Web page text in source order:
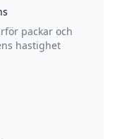
packar och
hastighet